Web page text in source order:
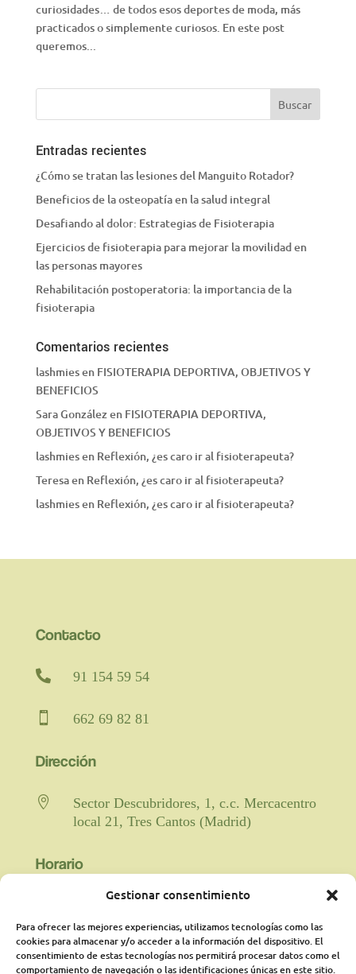
Gestionar consentimiento
Para ofrecer las mejores experiencias, utilizamos tecnologías como las
cookies para almacenar y/o acceder a la información del dispositivo. El
consentimiento de estas tecnologías nos permitirá procesar datos como el
comportamiento de navegación o las identificaciones únicas en este sitio.
curiosidades… de todos esos deportes de moda, más
practicados o simplemente curiosos. En este post
queremos...
Entradas recientes
¿Cómo se tratan las lesiones del Manguito Rotador?
Beneficios de la osteopatía en la salud integral
Desafiando al dolor: Estrategias de Fisioterapia
Ejercicios de fisioterapia para mejorar la movilidad en
las personas mayores
Rehabilitación postoperatoria: la importancia de la
fisioterapia
Comentarios recientes
lashmiesen FISIOTERAPIA DEPORTIVA, OBJETIVOS Y
BENEFICIOS
Sara Gonzálezen FISIOTERAPIA DEPORTIVA,
OBJETIVOS Y BENEFICIOS
lashmiesen Reflexión, ¿es caro ir al fisioterapeuta?
Teresaen Reflexión, ¿es caro ir al fisioterapeuta?
lashmiesen Reflexión, ¿es caro ir al fisioterapeuta?
Contacto
 91 154 59 54
 662 69 82 81
Dirección

Sector Descubridores, 1, c.c. Mercacentro
local 21, Tres Cantos (Madrid)
Horario
viernes de 9:00 a 21:00 horas
ininterrumpido.